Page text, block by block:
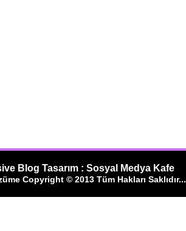
Blog Tasarım : Sosyal Medya Kafe
Copyright © 2013 Tüm Hakları Saklıdır...